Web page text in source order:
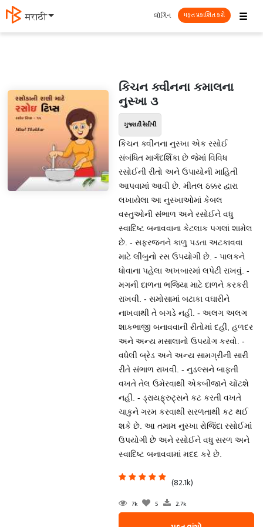
मराठी ☰
લૉગિન મફત પ્રકાશિત કરો
કિચન ક્વીનના કમાલના
નુસ્ખા ૩
ગુજરાતી રેસીપી
કિચન ક્વીનના નુસ્ખા એક રસોઈ
સંબંધિત માર્ગદર્શિકા છે જેમાં વિવિધ
રસોઈની રીતો અને ઉપાયોની માહિતી
આપવામાં આવી છે. મીતલ ઠક્કર દ્વારા
લખાયેલા આ નુસ્ખાઓમાં કેબલ
વસ્તુઓની સંભાળ અને રસોઈને વધુ
સ્વાદિષ્ટ બનાવવાના કેટલાક પગલાં શામેલ
છે. - સફરજનને કાળુ પડતા અટકાવવા
માટે લીંબુનો રસ ઉપયોગી છે. - પાલકને
ધોવાના પહેલા અખબારમાં લપેટી રાખવું. -
મગની દાળના ભજિયા માટે દાળને કરકરી
રાખવી. - સમોસામાં બટાકા વઘારીને
નાખવાથી તે બગડે નહીં. - અલગ અલગ
શાકભાજી બનાવવાની રીતોમાં દહીં, હળદર
અને અન્ય મસાલાનો ઉપયોગ કરવો. -
વધેલી બ્રેડ અને અન્ય સામગ્રીની સારી
રીતે સંભાળ રાખવી. - નુડલ્સને બાફતી
વખતે તેલ ઉમેરવાથી એકબીજાને ચોંટશે
નહીં. - ડ્રાયફ્રુટ્સને કટ કરતી વખતે
ચાકુને ગરમ કરવાથી સરળતાથી કટ થઈ
શકે છે. આ તમામ નુસ્ખા રોજિંદા રસોઈમાં
ઉપયોગી છે અને રસોઈને વધુ સરળ અને
સ્વાદિષ્ટ બનાવવામાં મદદ કરે છે.
(82.1k)
7k 5 2.7k